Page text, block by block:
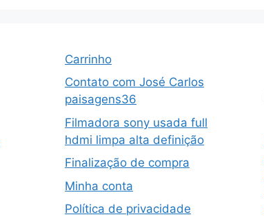
Carrinho
Contato com José Carlos
paisagens36
Filmadora sony usada full
hdmi limpa alta definição
Finalização de compra
Minha conta
Política de privacidade